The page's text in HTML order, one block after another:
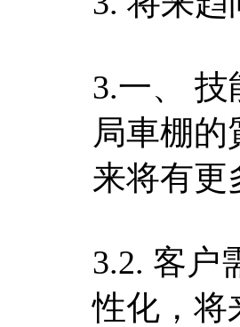
3.一、
局車棚
来将有更
3.2. 客户
性化，将